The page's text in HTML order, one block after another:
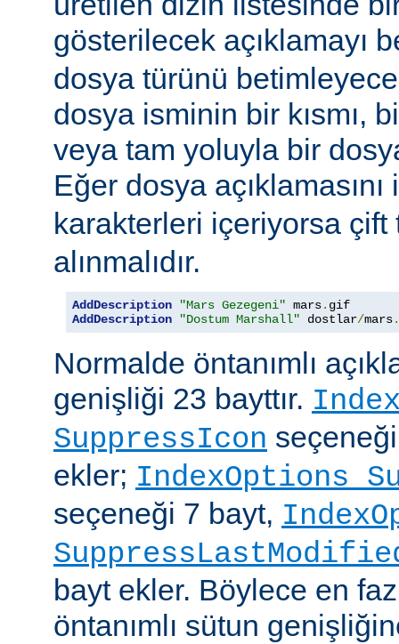
gösterilecek açıklamayı
dosya türünü
dosya isminin bir kısmı,
veya tam yoluyla bir
Eğer dosya
karakterleri içeriyorsa çift
alınmalıdır.
AddDescription "Mars Gezegeni" mars. gif
AddDescription
"Dostum Marshall" dostlar/mars.
Normalde öntanımlı
genişliği 23 bayttır.
SuppressIcon
ekler; IndexOptions
seçeneği 7 bayt,
bayt ekler. Böylece en
öntanımlı sütun